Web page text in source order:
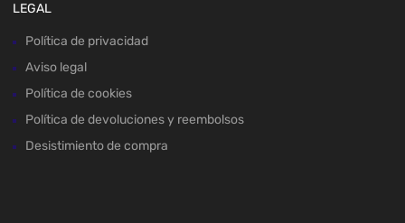
LEGAL
Política de privacidad
Aviso legal
Política de cookies
Política de devoluciones y reembolsos
Desistimiento de compra